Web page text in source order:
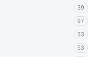
39
97
33
53